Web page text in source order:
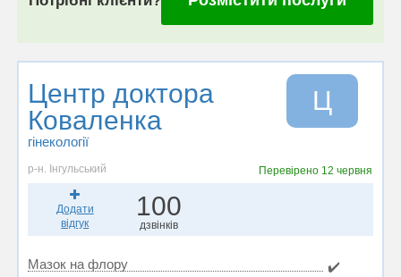
Центр доктора
Коваленка
гінекології
Ц
р-н. Інгульський Перевірено 12 червня
Додати
відгук
100
дзвінків
Мазок на флору ✔️